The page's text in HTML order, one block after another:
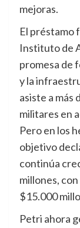
mejoras.
El préstamo
Instituto de
promesa de
y la
asiste a más
militares en
Pero en los
objetivo
continúa
millones,
$15.000
Petri ahora